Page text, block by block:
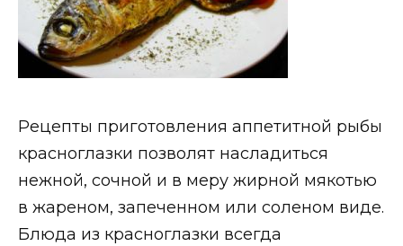
Рецепты приготовления аппетитной рыбы
красноглазки позволят насладиться
нежной, сочной и в меру жирной мякотью
в жареном, запеченном или соленом виде.
Блюда из красноглазки всегда